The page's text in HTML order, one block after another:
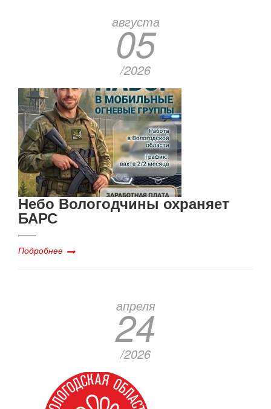
августа
05
/2026
Небо Вологодчины охраняет
БАРС
Подробнее
апреля
24
/2026